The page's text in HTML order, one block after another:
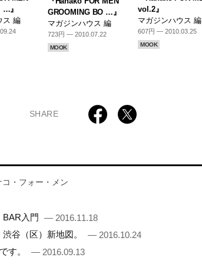
』
ス 編
GROOMING BO …』
マガジンハウス 編
723円 — 2010.07.22
MOOK
vol.2』
マガジンハウス 編
607円 — 2010.03.25
MOOK
SHARE
コ・フォー・メン
BAR入門 — 2016.11.18
谷（区）新地図。
— 2016.10.24
す。
— 2016.09.13